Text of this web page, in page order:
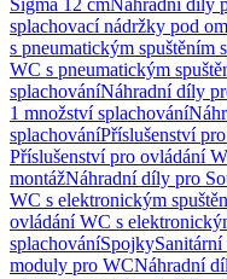
Sigma 12 cmNáhradní díly
splachovací nádržky pod
s pneumatickým spuštěním
WC s pneumatickým
splachováníNáhradní díly
1 množství splachování
splachováníPříslušenství
Příslušenství pro ovládání
montážNáhradní díly pro
WC s elektronickým
ovládání WC s
splachováníSpojky
moduly pro WCNáhradní